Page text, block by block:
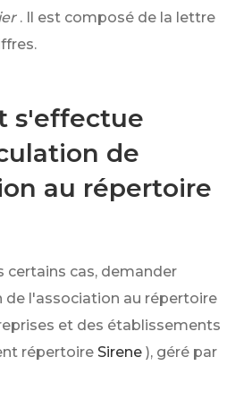
. Il est composé de la lettre
s'effectue
de
au répertoire
certains cas, demander
l'association au répertoire
et des établissements
répertoire Sirene ), géré par